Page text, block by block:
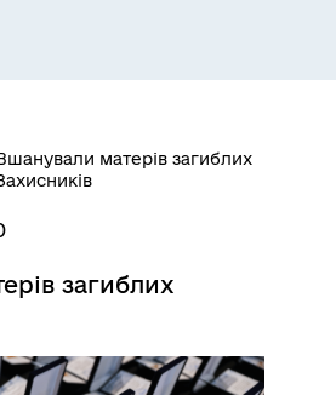
матерів загиблих
загиблих